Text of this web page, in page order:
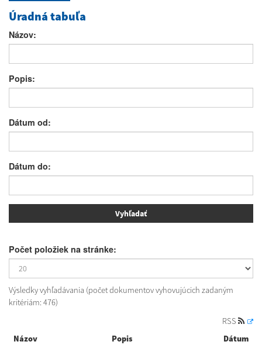
Úradná tabuľa
Názov:
Popis:
Dátum od:
Dátum do:
Počet položiek na stránke:
Výsledky vyhľadávania (počet dokumentov vyhovujúcich zadaným
kritériám: 476)
RSS
Názov
Popis Dátum